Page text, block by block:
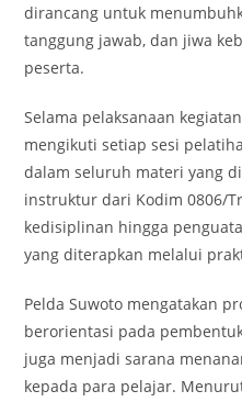
dirancang untuk
tanggung jawab, dan jiwa
peserta.
Selama pelaksanaan
mengikuti setiap sesi
dalam seluruh materi yang
instruktur dari Kodim 0806/
kedisiplinan hingga
yang diterapkan melalui
Pelda Suwoto mengatakan
berorientasi pada
juga menjadi sarana
kepada para pelajar.